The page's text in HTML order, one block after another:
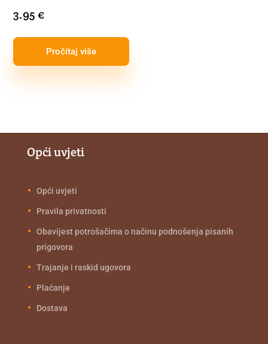
3.95€
Pročitaj više
Opći uvjeti
Opći uvjeti
Pravila privatnosti
Obavijest potrošačima o načinu podnošenja pisanih
prigovora
Trajanje i raskid ugovora
Plaćanje
Dostava